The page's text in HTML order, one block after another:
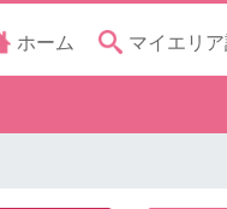
ホーム マイエリ